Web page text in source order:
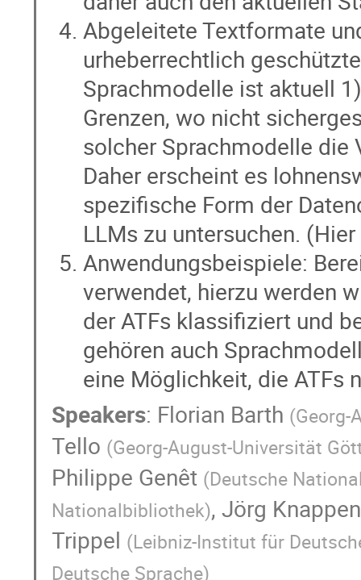
Abgeleitete Textformate
urheberrechtlich
Sprachmodelle ist aktuell
Grenzen, wo nicht
solcher Sprachmodelle die
Daher erscheint es
spezifische Form der
LLMs zu untersuchen.
Anwendungsbeispiele:
verwendet, hierzu werden
der ATFs klassifiziert und
gehören auch
eine Möglichkeit, die ATFs
Speakers: Florian Barth (Georg-
Tello (Georg-August-Universität
Philippe Genêt (Deutsche
Nationalbibliothek),Jörg Knappen
Trippel (Leibniz-Institut für
Deutsche Sprache)